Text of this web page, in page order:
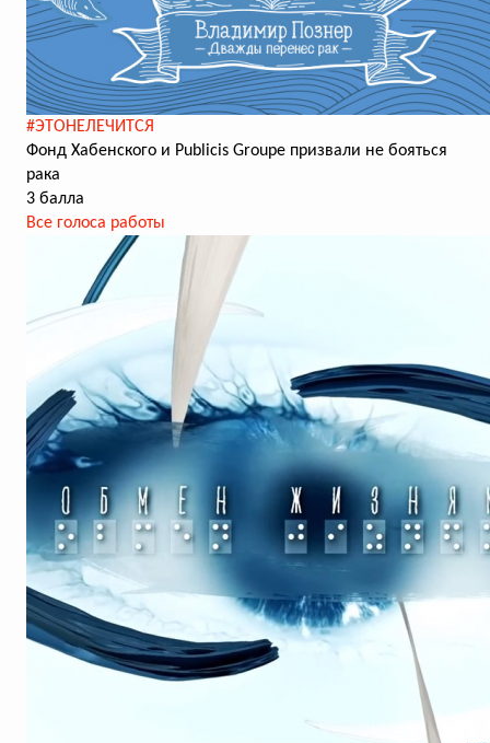
#ЭТОНЕЛЕЧИТСЯ
Фонд Хабенского и Publicis Groupe призвали не бояться
рака
3 балла
Все голоса работы